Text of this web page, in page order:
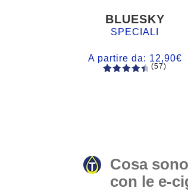
BLUESKY
SPECIALI
A partire da: 12,90€
(57)
Cosa
con le e-